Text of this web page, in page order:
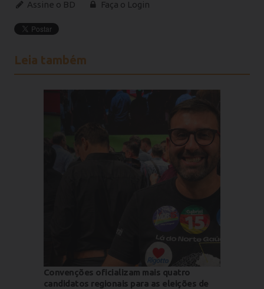
Assine o BD
Faça o Login
Leia também
Convenções oficializam mais quatro
candidatos regionais para as eleições de